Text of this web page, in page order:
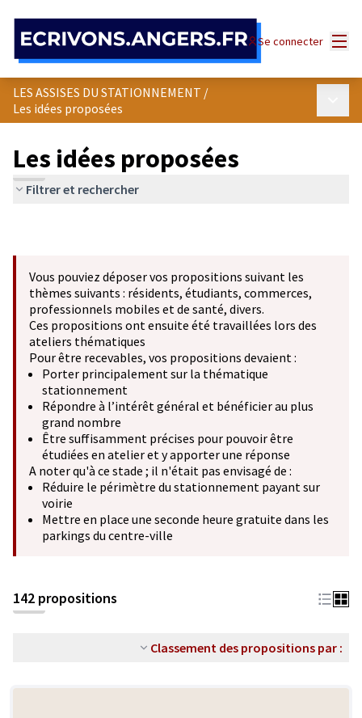
Se connecter
LES ASSISES DU STATIONNEMENT /
Les idées proposées
Les idées proposées
Filtrer et rechercher
Vous pouviez déposer vos propositions suivant les
thèmes suivants : résidents, étudiants, commerces,
professionnels mobiles et de santé, divers.
Ces propositions ont ensuite été travaillées lors des
ateliers thématiques
Pour être recevables, vos propositions devaient :
Porter principalement sur la thématique
stationnement
Répondre à l’intérêt général et bénéficier au plus
grand nombre
Être suffisamment précises pour pouvoir être
étudiées en atelier et y apporter une réponse
A noter qu'à ce stade ; il n'était pas envisagé de :
Réduire le périmètre du stationnement payant sur
voirie
Mettre en place une seconde heure gratuite dans les
parkings du centre-ville
142 propositions
Classement des propositions par :